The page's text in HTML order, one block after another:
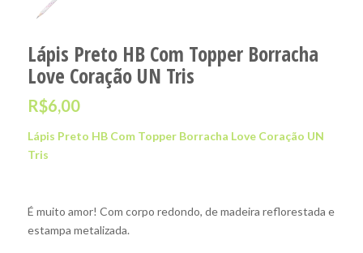
Lápis Preto HB Com Topper Borracha
Love Coração UN Tris
R$6,00
Lápis Preto HB Com Topper Borracha Love Coração UN
Tris
É muito amor! Com corpo redondo, de madeira reflorestada e
estampa metalizada.